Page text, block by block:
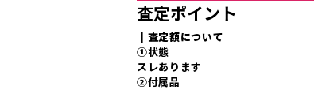
査定ポイント
┃査定額について
①状態
スレあります
②付属品